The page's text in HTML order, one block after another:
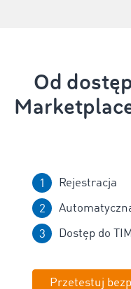
Od
Rejestracja
Dostęp do
Przetestuj